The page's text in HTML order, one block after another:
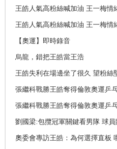
王皓人氣高粉絲喊加油 王一梅情
王皓人氣高粉絲喊加油 王一梅情
【奧運】即時錄音
烏龍，錯把王皓當王浩
王皓失利在場邊坐了很久 望粉絲
張繼科戰勝王皓奪得倫敦奧運乒
張繼科戰勝王皓奪得倫敦奧運乒
劉國梁:包攬冠軍關鍵看男隊 球
奧委會專訪王皓：為何選擇直板